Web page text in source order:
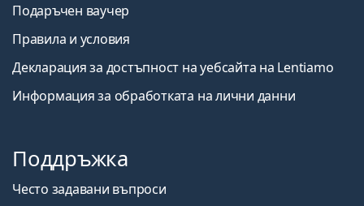
Подаръчен ваучер
Правила и условия
Декларация за достъпност на уебсайта на Lentiamo
Информация за обработката на лични данни
Поддръжка
Често задавани въпроси